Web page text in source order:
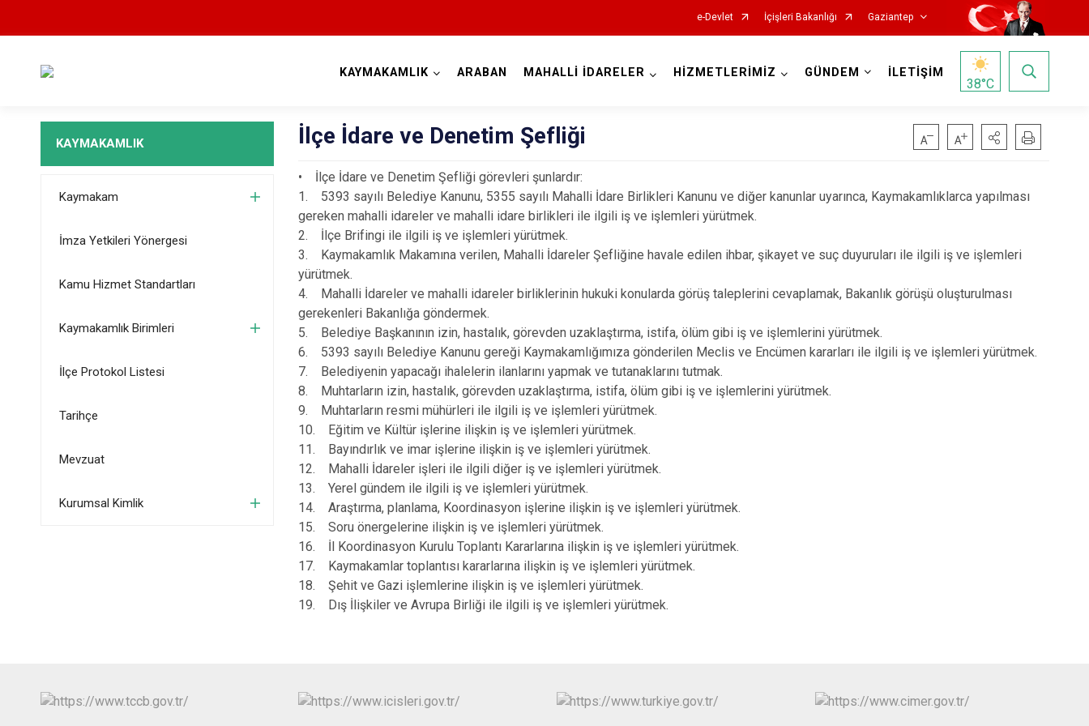
e-Devlet İçişleri Bakanlığı Gaziantep
Araban
İslahiye
Nurdağı
Oğuzeli
Şahinbey
Şehitkamil
Yavuzeli
KAYMAKAMLIK ARABAN MAHALLİ İDARELER HİZMETLERİMİZ GÜNDEM İLETİŞİM
38°C
KAYMAKAMLIK
Kaymakam
İmza Yetkileri Yönergesi
Kamu Hizmet Standartları
Kaymakamlık Birimleri
İlçe Protokol Listesi
Tarihçe
Mevzuat
Kurumsal Kimlik
İlçe İdare ve Denetim Şefliği
• İlçe İdare ve Denetim Şefliği görevleri şunlardır:
1. 5393 sayılı Belediye Kanunu, 5355 sayılı Mahalli İdare Birlikleri Kanunu ve diğer kanunlar uyarınca, Kaymakamlıklarca yapılması
gereken mahalli idareler ve mahalli idare birlikleri ile ilgili iş ve işlemleri yürütmek.
2. İlçe Brifingi ile ilgili iş ve işlemleri yürütmek.
3. Kaymakamlık Makamına verilen, Mahalli İdareler Şefliğine havale edilen ihbar, şikayet ve suç duyuruları ile ilgili iş ve işlemleri
yürütmek.
4. Mahalli İdareler ve mahalli idareler birliklerinin hukuki konularda görüş taleplerini cevaplamak, Bakanlık görüşü oluşturulması
gerekenleri Bakanlığa göndermek.
5. Belediye Başkanının izin, hastalık, görevden uzaklaştırma, istifa, ölüm gibi iş ve işlemlerini yürütmek.
6. 5393 sayılı Belediye Kanunu gereği Kaymakamlığımıza gönderilen Meclis ve Encümen kararları ile ilgili iş ve işlemleri yürütmek.
7. Belediyenin yapacağı ihalelerin ilanlarını yapmak ve tutanaklarını tutmak.
8. Muhtarların izin, hastalık, görevden uzaklaştırma, istifa, ölüm gibi iş ve işlemlerini yürütmek.
9. Muhtarların resmi mühürleri ile ilgili iş ve işlemleri yürütmek.
10. Eğitim ve Kültür işlerine ilişkin iş ve işlemleri yürütmek.
11. Bayındırlık ve imar işlerine ilişkin iş ve işlemleri yürütmek.
12. Mahalli İdareler işleri ile ilgili diğer iş ve işlemleri yürütmek.
13. Yerel gündem ile ilgili iş ve işlemleri yürütmek.
14. Araştırma, planlama, Koordinasyon işlerine ilişkin iş ve işlemleri yürütmek.
15. Soru önergelerine ilişkin iş ve işlemleri yürütmek.
16. İl Koordinasyon Kurulu Toplantı Kararlarına ilişkin iş ve işlemleri yürütmek.
17. Kaymakamlar toplantısı kararlarına ilişkin iş ve işlemleri yürütmek.
18. Şehit ve Gazi işlemlerine ilişkin iş ve işlemleri yürütmek.
19. Dış İlişkiler ve Avrupa Birliği ile ilgili iş ve işlemleri yürütmek.